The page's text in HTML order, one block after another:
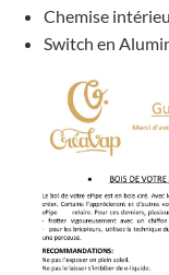
Chemise
Switch en